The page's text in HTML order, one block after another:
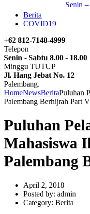
Senin
Berita
COVID19
+62 812-7148-4999
Telepon
Senin - Sabtu 8.00 - 18.00
Minggu TUTUP
Jl. Hang Jebat No. 12
Palembang.
HomeNewsBeritaPuluhan
Palembang Berhijrah Part
Puluhan
Mahasiswa
Palembang
April 2, 2018
Posted by: admin
Category: Berita